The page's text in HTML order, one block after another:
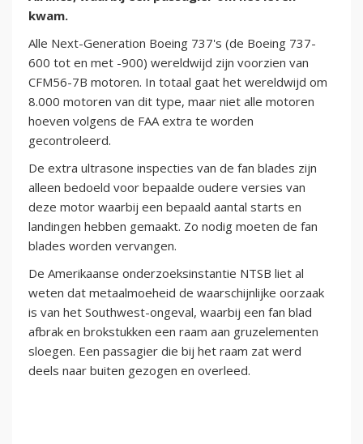
kwam.
Alle Next-Generation Boeing 737's (de Boeing 737-
600 tot en met -900) wereldwijd zijn voorzien van
CFM56-7B motoren. In totaal gaat het wereldwijd om
8.000 motoren van dit type, maar niet alle motoren
hoeven volgens de FAA extra te worden
gecontroleerd.
De extra ultrasone inspecties van de fan blades zijn
alleen bedoeld voor bepaalde oudere versies van
deze motor waarbij een bepaald aantal starts en
landingen hebben gemaakt. Zo nodig moeten de fan
blades worden vervangen.
De Amerikaanse onderzoeksinstantie NTSB liet al
weten dat metaalmoeheid de waarschijnlijke oorzaak
is van het Southwest-ongeval, waarbij een fan blad
afbrak en brokstukken een raam aan gruzelementen
sloegen. Een passagier die bij het raam zat werd
deels naar buiten gezogen en overleed.